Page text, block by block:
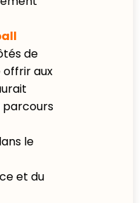
de
offrir aux
parcours
le
et du